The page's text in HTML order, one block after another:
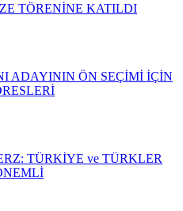
TÖRENİNE KATILDI
ADAYININ ÖN SEÇİMİ İÇİN
TÜRKİYE ve TÜRKLER